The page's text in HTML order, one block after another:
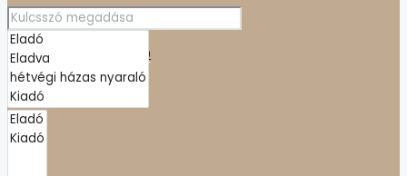
ADATKEZELÉSI TÁJÉKOZTATÓ
0